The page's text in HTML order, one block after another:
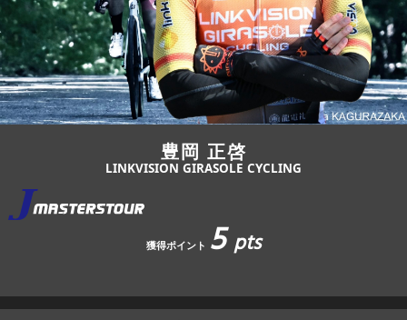
JBCF ROAD SERIESとは
豊岡 正啓
LINKVISION GIRASOLE CYCLING
獲得ポイント 5pts